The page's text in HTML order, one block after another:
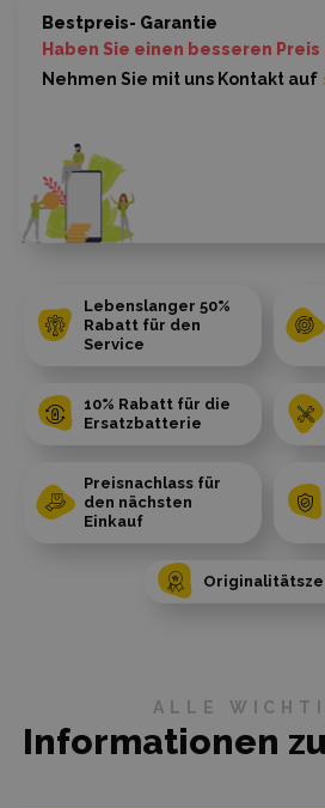
Bestpreis- Garantie
Haben Sie einen besseren
Nehmen Sie mit uns Kontakt auf
Lebenslanger 50%
Rabatt für den
Service
10% Rabatt für die
Ersatzbatterie
Preisnachlass für
den nächsten
Einkauf
ALLE
Informationen